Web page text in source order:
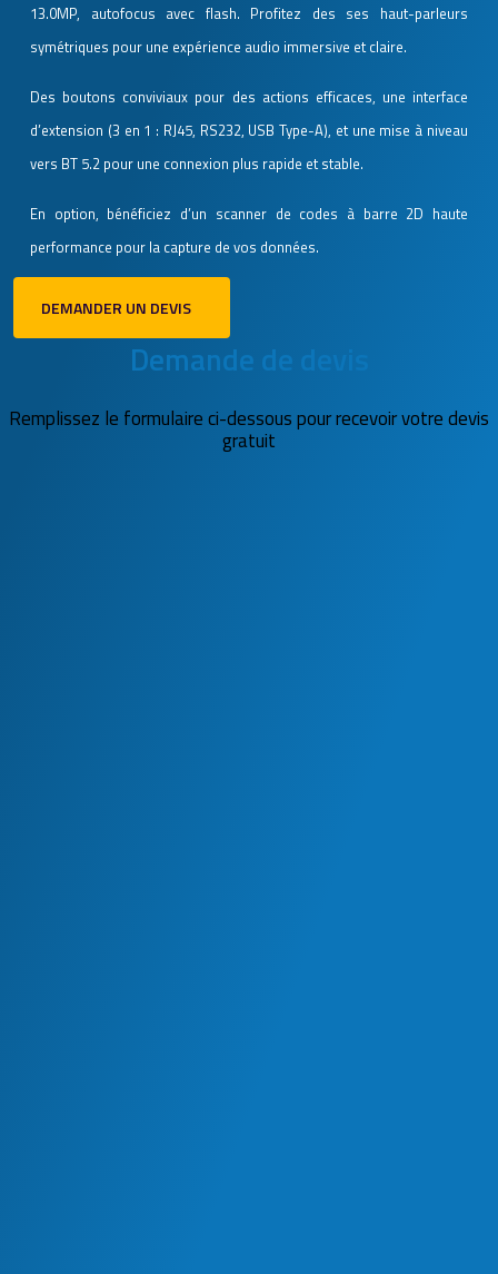
13.0MP, autofocus avec flash. Profitez des ses haut-parleurs
symétriques pour une expérience audio immersive et claire.
Des boutons conviviaux pour des actions efficaces, une interface
d’extension (3 en 1 : RJ45, RS232, USB Type-A), et une mise à niveau
vers BT 5.2 pour une connexion plus rapide et stable.
En option, bénéficiez d’un scanner de codes à barre 2D haute
performance pour la capture de vos données.
DEMANDER UN DEVIS
Demande de devis
Remplissez le formulaire ci-dessous pour recevoir votre devis
gratuit